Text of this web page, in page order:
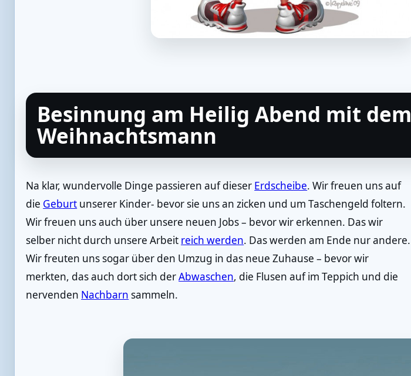
Besinnung am Heilig Abend mit dem
Weihnachtsmann
Na klar, wundervolle Dinge passieren auf dieser Erdscheibe. Wir freuen uns auf
die Geburt unserer Kinder- bevor sie uns an zicken und um Taschengeld foltern.
Wir freuen uns auch über unsere neuen Jobs – bevor wir erkennen. Das wir
selber nicht durch unsere Arbeit reich werden. Das werden am Ende nur andere.
Wir freuten uns sogar über den Umzug in das neue Zuhause – bevor wir
merkten, das auch dort sich derAbwaschen, die Flusen auf im Teppich und die
nervenden Nachbarn sammeln.